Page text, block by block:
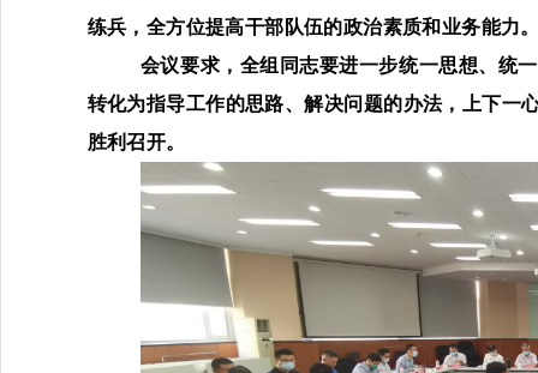
练兵 ， 全方位提高干部队伍的政治素质和业务能力
会议要求，全组同志要进一步统一思想、统
转化为指导工作的思路、解决问题的办法，上下一
胜利召开。